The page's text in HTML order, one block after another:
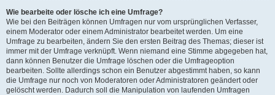
Wie bearbeite oder lösche ich eine Umfrage?
Wie bei den Beiträgen können Umfragen nur vom ursprünglichen Verfasser,
einem Moderator oder einem Administrator bearbeitet werden. Um eine
Umfrage zu bearbeiten, ändern Sie den ersten Beitrag des Themas; dieser ist
immer mit der Umfrage verknüpft. Wenn niemand eine Stimme abgegeben hat,
dann können Benutzer die Umfrage löschen oder die Umfrageoption
bearbeiten. Sollte allerdings schon ein Benutzer abgestimmt haben, so kann
die Umfrage nur noch von Moderatoren oder Administratoren geändert oder
gelöscht werden. Dadurch soll die Manipulation von laufenden Umfragen